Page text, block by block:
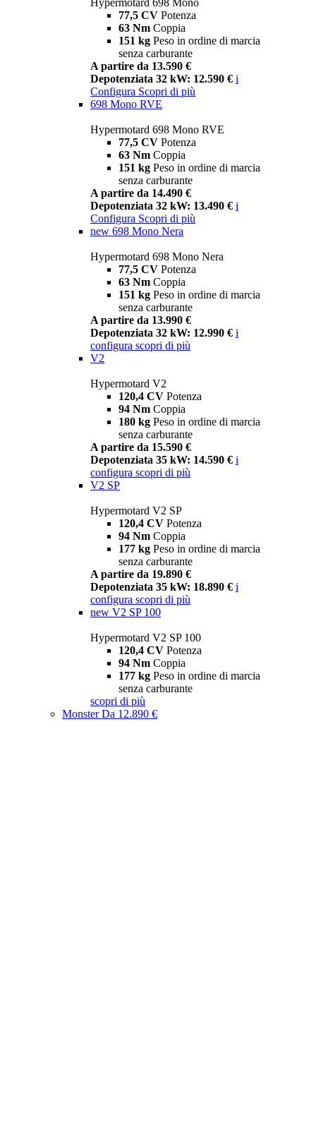
Hypermotard 698 Mono
77,5 CV Potenza
63 Nm Coppia
151 kg Peso in ordine di marcia
senza carburante
A partire da 13.590 €
Depotenziata 32 kW: 12.590 € i
Configura Scopri di più
698 Mono RVE
Hypermotard 698 Mono RVE
77,5 CV Potenza
63 Nm Coppia
151 kg Peso in ordine di marcia
senza carburante
A partire da 14.490 €
Depotenziata 32 kW: 13.490 € i
Configura Scopri di più
new 698 Mono Nera
Hypermotard 698 Mono Nera
77,5 CV Potenza
63 Nm Coppia
151 kg Peso in ordine di marcia
senza carburante
A partire da 13.990 €
Depotenziata 32 kW: 12.990 € i
configura scopri di più
V2
Hypermotard V2
120,4 CV Potenza
94 Nm Coppia
180 kg Peso in ordine di marcia
senza carburante
A partire da 15.590 €
Depotenziata 35 kW: 14.590 € i
configura scopri di più
V2 SP
Hypermotard V2 SP
120,4 CV Potenza
94 Nm Coppia
177 kg Peso in ordine di marcia
senza carburante
A partire da 19.890 €
Depotenziata 35 kW: 18.890 € i
configura scopri di più
new V2 SP 100
Hypermotard V2 SP 100
120,4 CV Potenza
94 Nm Coppia
177 kg Peso in ordine di marcia
senza carburante
scopri di più
MonsterDa 12.890 €